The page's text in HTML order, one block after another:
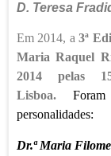
D. Teresa
Em 2014, a3ª
Maria Raquel
2014 pelas
Lisboa.
personalidades:
Dr.ª Maria